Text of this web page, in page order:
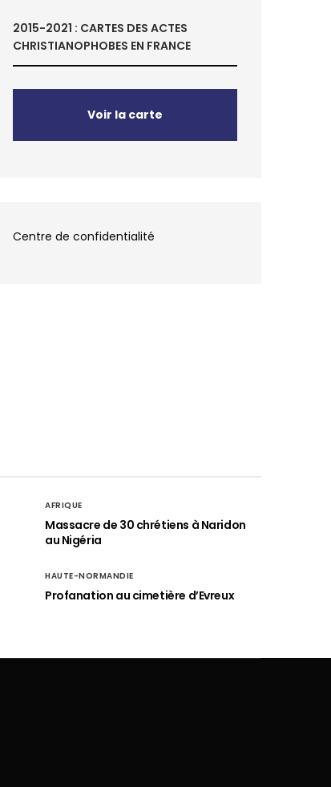
2015-2021 : CARTES DES ACTES
CHRISTIANOPHOBES EN FRANCE
Voir la carte
Centre de confidentialité
AFRIQUE
Massacre de 30 chrétiens à Naridon
au Nigéria
HAUTE-NORMANDIE
Profanation au cimetière d’Evreux